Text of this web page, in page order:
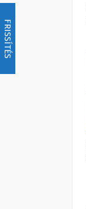
FRISSÍTÉS